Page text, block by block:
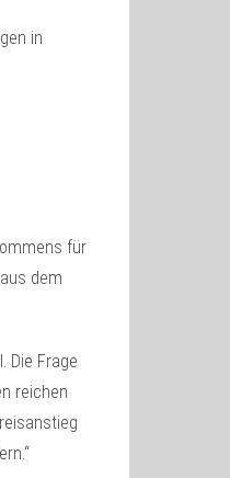
in
für
dem
Die Frage
reichen